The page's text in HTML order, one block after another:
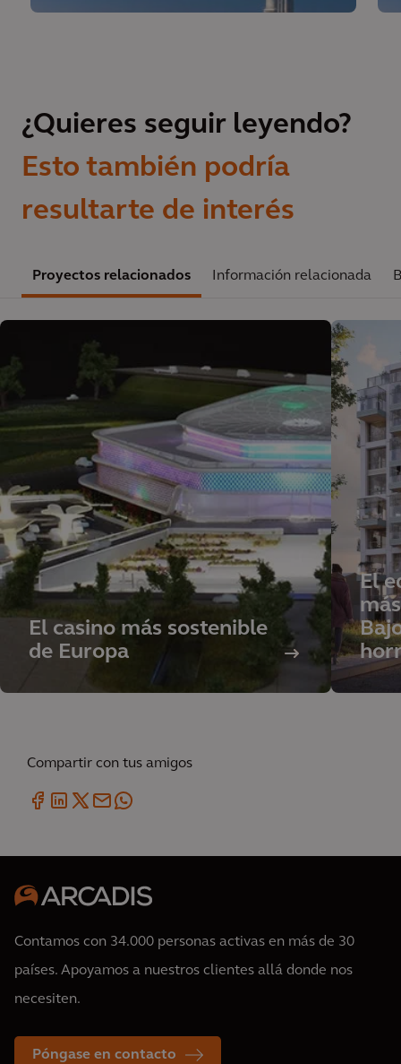
¿Quieres seguir leyendo?
Esto también podría
resultarte de interés
Proyectos relacionados Información relacionada
El casino más sostenible
de Europa
El
Compartir con tus amigos
Contamos con 34.000 personas activas en más de 30
países. Apoyamos a nuestros clientes allá donde nos
necesiten.
Póngase en contacto